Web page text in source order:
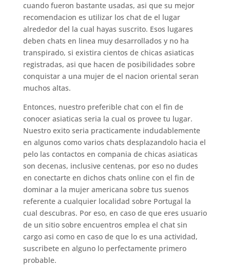
cuando fueron bastante usadas, asi que su mejor
recomendacion es utilizar los chat de el lugar
alrededor del la cual hayas suscrito. Esos lugares
deben chats en linea muy desarrollados y no ha
transpirado, si existira cientos de chicas asiaticas
registradas, asi que hacen de posibilidades sobre
conquistar a una mujer de el nacion oriental seran
muchos altas.
Entonces, nuestro preferible chat con el fin de
conocer asiaticas seri­a la cual os provee tu lugar.
Nuestro exito seri­a practicamente indudablemente
en algunos como varios chats desplazandolo hacia el
pelo las contactos en compania de chicas asiaticas
son decenas, inclusive centenas, por eso no dudes
en conectarte en dichos chats online con el fin de
dominar a la mujer americana sobre tus suenos
referente a cualquier localidad sobre Portugal la
cual descubras. Por eso, en caso de que eres usuario
de un sitio sobre encuentros emplea el chat sin
cargo asi­ como en caso de que lo es una actividad,
suscribete en alguno lo perfectamente primero
probable.